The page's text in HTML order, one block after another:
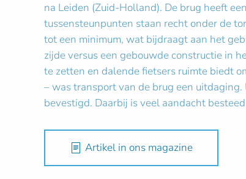
na Leiden (Zuid-Holland). De brug heeft
tussensteunpunten staan recht onder de
tot een minimum, wat bijdraagt aan het
zijde versus een gebouwde constructie in
te zetten en dalende fietsers ruimte biedt
– was transport van de brug een
bevestigd. Daarbij is veel aandacht
Artikel in ons magazine